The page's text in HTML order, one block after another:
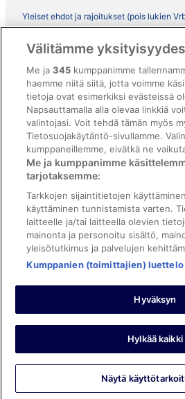
Yleiset ehdot ja rajoitukset (pois lukien
ebookers BONUS+ -ohjelman ehdot
Oikeudelliset tiedot / ota meihin yhteyttä
Sisältövaatimukset ja ilmoituksen
Tuki
Ota yhteyttä
Varauksen muuttaminen tai peruuttaminen
Varaa lento lentoyhtiön
Hyvityksen hakeminen ja aikarajat
©2026 Expedia, Inc., Expedia Groupin
pidätetään. ebookers ja ebookersin logo
tavaramerkkejä tai rekisteröityjä
Välitämme
Me ja345 kumppanimme
haemme niitä siitä, jotta voimme
tietoja ovat esimerkiksi evästeissä
Napsauttamalla alla olevaa linkkiä
valintojasi. Voit tehdä tämän myös
Tietosuojakäytäntö-sivullamme.
kumppaneillemme, eivätkä ne
Me ja kumppanimme
tarjotaksemme:
Tarkkojen sijaintitietojen
käyttäminen tunnistamista varten.
laitteelle ja/tai laitteella olevien
mainonta ja personoitu sisältö,
yleisötutkimus ja palvelujen
Kumppanien (toimittajien) luettelo
Hyväksyn
Hylkää kaikki
Näytä